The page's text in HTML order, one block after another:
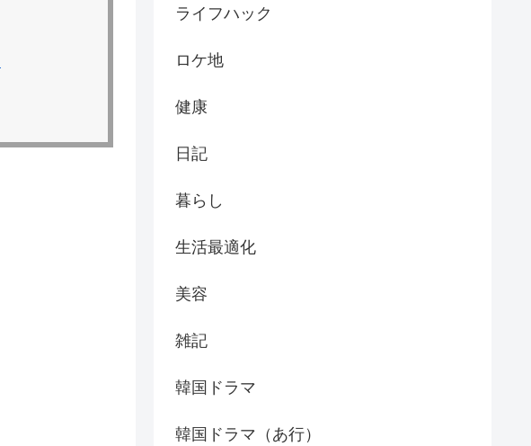
ライフハック
ロケ地
健康
日記
暮らし
生活最適化
美容
雑記
韓国ドラマ
韓国ドラマ（あ行）